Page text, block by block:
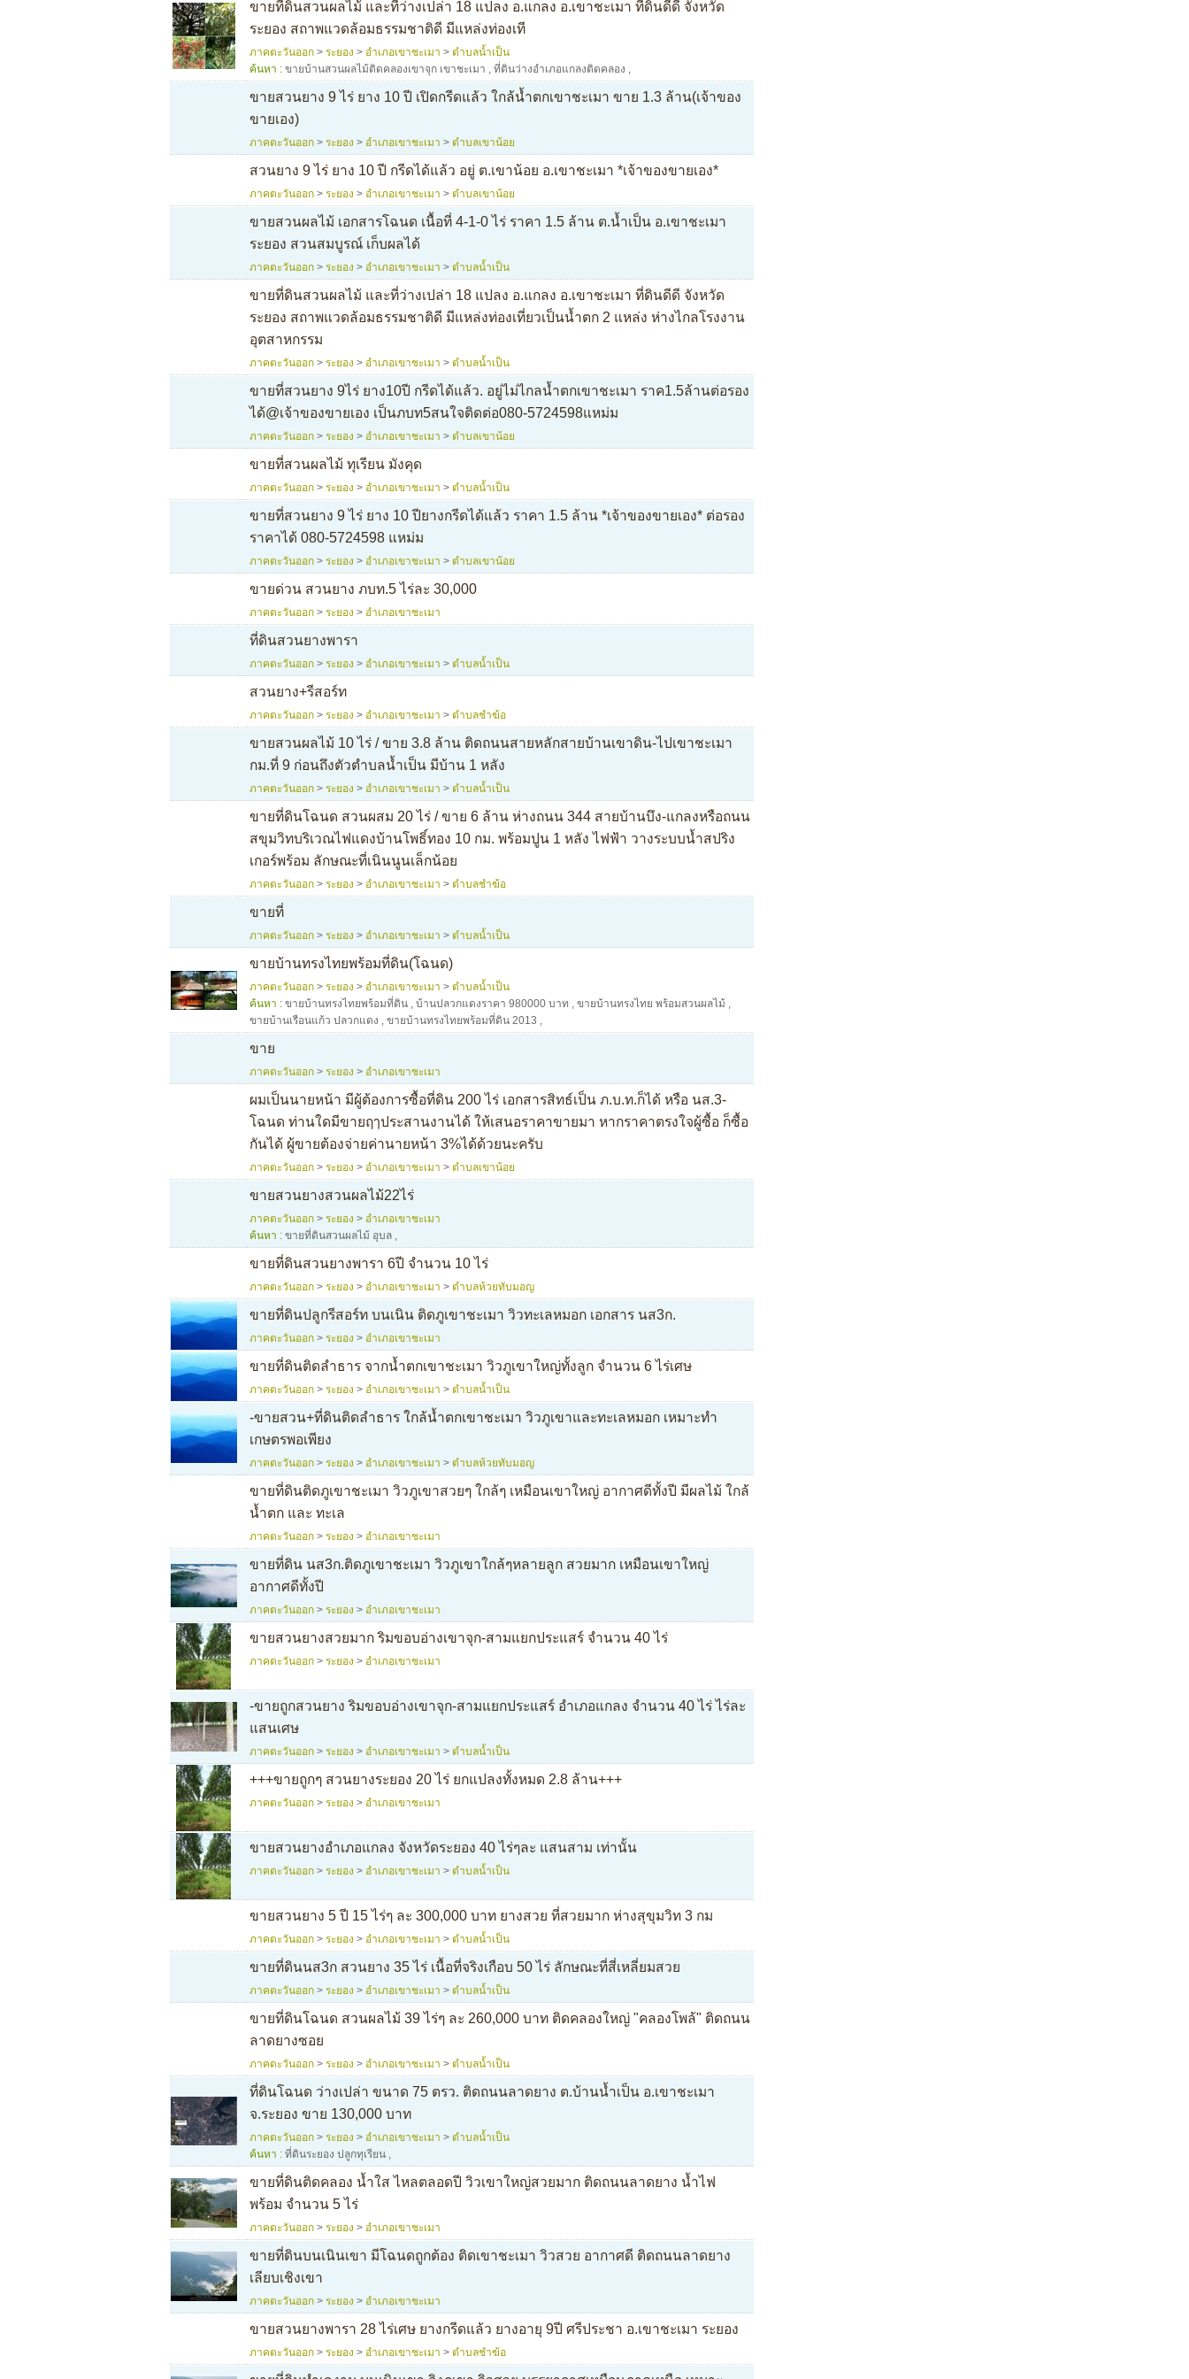
ขายที่ดินสวนผลไม้ และที่ว่างเปล่า 18 แปลง อ.แกลง อ.เขาชะเมา ที่ดินดีดี จังหวัด
ระยอง สถาพแวดล้อมธรรมชาติดี มีแหล่งท่องเที
ภาคตะวันออก > ระยอง > อำเภอเขาชะเมา > ตำบลน้ำเป็น
ค้นหา : ขายบ้านสวนผลไม้ติดคลองเขาจุก เขาชะเมา , ที่ดินว่างอำเภอแกลงติดคลอง ,
ขายสวนยาง 9 ไร่ ยาง 10 ปี เปิดกรีดแล้ว ใกล้น้ำตกเขาชะเมา ขาย 1.3 ล้าน(เจ้าของ
ขายเอง)
ภาคตะวันออก > ระยอง > อำเภอเขาชะเมา > ตำบลเขาน้อย
สวนยาง 9 ไร่ ยาง 10 ปี กรีดได้แล้ว อยู่ ต.เขาน้อย อ.เขาชะเมา *เจ้าของขายเอง*
ภาคตะวันออก > ระยอง > อำเภอเขาชะเมา > ตำบลเขาน้อย
ขายสวนผลไม้ เอกสารโฉนด เนื้อที่ 4-1-0 ไร่ ราคา 1.5 ล้าน ต.น้ำเป็น อ.เขาชะเมา
ระยอง สวนสมบูรณ์ เก็บผลได้
ภาคตะวันออก > ระยอง > อำเภอเขาชะเมา > ตำบลน้ำเป็น
ขายที่ดินสวนผลไม้ และที่ว่างเปล่า 18 แปลง อ.แกลง อ.เขาชะเมา ที่ดินดีดี จังหวัด
ระยอง สถาพแวดล้อมธรรมชาติดี มีแหล่งท่องเที่ยวเป็นน้ำตก 2 แหล่ง ห่างไกลโรงงาน
อุตสาหกรรม
ภาคตะวันออก > ระยอง > อำเภอเขาชะเมา > ตำบลน้ำเป็น
ขายที่สวนยาง 9ไร่ ยาง10ปี กรีดได้แล้ว. อยู่ไม่ไกลน้ำตกเขาชะเมา ราค1.5ล้านต่อรอง
ได้@เจ้าของขายเอง เป็นภบท5สนใจติดต่อ080-5724598แหม่ม
ภาคตะวันออก > ระยอง > อำเภอเขาชะเมา > ตำบลเขาน้อย
ขายที่สวนผลไม้ ทุเรียน มังคุด
ภาคตะวันออก > ระยอง > อำเภอเขาชะเมา > ตำบลน้ำเป็น
ขายที่สวนยาง 9 ไร่ ยาง 10 ปียางกรีดได้แล้ว ราคา 1.5 ล้าน *เจ้าของขายเอง* ต่อรอง
ราคาได้ 080-5724598 แหม่ม
ภาคตะวันออก > ระยอง > อำเภอเขาชะเมา > ตำบลเขาน้อย
ขายด่วน สวนยาง ภบท.5 ไร่ละ 30,000
ภาคตะวันออก > ระยอง > อำเภอเขาชะเมา
ที่ดินสวนยางพารา
ภาคตะวันออก > ระยอง > อำเภอเขาชะเมา > ตำบลน้ำเป็น
สวนยาง+รีสอร์ท
ภาคตะวันออก > ระยอง > อำเภอเขาชะเมา > ตำบลชำฆ้อ
ขายสวนผลไม้ 10 ไร่ / ขาย 3.8 ล้าน ติดถนนสายหลักสายบ้านเขาดิน-ไปเขาชะเมา
กม.ที่ 9 ก่อนถึงตัวตำบลน้ำเป็น มีบ้าน 1 หลัง
ภาคตะวันออก > ระยอง > อำเภอเขาชะเมา > ตำบลน้ำเป็น
ขายที่ดินโฉนด สวนผสม 20 ไร่ / ขาย 6 ล้าน ห่างถนน 344 สายบ้านบึง-แกลงหรือถนน
สขุมวิทบริเวณไฟแดงบ้านโพธิ์ทอง 10 กม. พร้อมปูน 1 หลัง ไฟฟ้า วางระบบน้ำสปริง
เกอร์พร้อม ลักษณะที่เนินนูนเล็กน้อย
ภาคตะวันออก > ระยอง > อำเภอเขาชะเมา > ตำบลชำฆ้อ
ขายที่
ภาคตะวันออก > ระยอง > อำเภอเขาชะเมา > ตำบลน้ำเป็น
ขายบ้านทรงไทยพร้อมที่ดิน(โฉนด)
ภาคตะวันออก > ระยอง > อำเภอเขาชะเมา > ตำบลน้ำเป็น
ค้นหา : ขายบ้านทรงไทยพร้อมที่ดิน , บ้านปลวกแดงราคา 980000 บาท , ขายบ้านทรงไทย พร้อมสวนผลไม้ ,
ขายบ้านเรือนแก้ว ปลวกแดง , ขายบ้านทรงไทยพร้อมที่ดิน 2013 ,
ขาย
ภาคตะวันออก > ระยอง > อำเภอเขาชะเมา
ผมเป็นนายหน้า มีผู้ต้องการซื้อที่ดิน 200 ไร่ เอกสารสิทธ์เป็น ภ.บ.ท.ก็ได้ หรือ นส.3-
โฉนด ท่านใดมีขายฤๅประสานงานได้ ให้เสนอราคาขายมา หากราคาตรงใจผู้ซื้อ ก็ซื้อ
กันได้ ผู้ขายต้องจ่ายค่านายหน้า 3%ได้ด้วยนะครับ
ภาคตะวันออก > ระยอง > อำเภอเขาชะเมา > ตำบลเขาน้อย
ขายสวนยางสวนผลไม้22ไร่
ภาคตะวันออก > ระยอง > อำเภอเขาชะเมา
ค้นหา : ขายที่ดินสวนผลไม้ อุบล ,
ขายที่ดินสวนยางพารา 6ปี จำนวน 10 ไร่
ภาคตะวันออก > ระยอง > อำเภอเขาชะเมา > ตำบลห้วยทับมอญ
ขายที่ดินปลูกรีสอร์ท บนเนิน ติดภูเขาชะเมา วิวทะเลหมอก เอกสาร นส3ก.
ภาคตะวันออก > ระยอง > อำเภอเขาชะเมา
ขายที่ดินติดลำธาร จากน้ำตกเขาชะเมา วิวภูเขาใหญ่ทั้งลูก จำนวน 6 ไร่เศษ
ภาคตะวันออก > ระยอง > อำเภอเขาชะเมา > ตำบลน้ำเป็น
-ขายสวน+ที่ดินติดลำธาร ใกล้น้ำตกเขาชะเมา วิวภูเขาและทะเลหมอก เหมาะทำ
เกษตรพอเพียง
ภาคตะวันออก > ระยอง > อำเภอเขาชะเมา > ตำบลห้วยทับมอญ
ขายที่ดินติดภูเขาชะเมา วิวภูเขาสวยๆ ใกล้ๆ เหมือนเขาใหญ่ อากาศดีทั้งปี มีผลไม้ ใกล้
น้ำตก และ ทะเล
ภาคตะวันออก > ระยอง > อำเภอเขาชะเมา
ขายที่ดิน นส3ก.ติดภูเขาชะเมา วิวภูเขาใกล้ๆหลายลูก สวยมาก เหมือนเขาใหญ่
อากาศดีทั้งปี
ภาคตะวันออก > ระยอง > อำเภอเขาชะเมา
ขายสวนยางสวยมาก ริมขอบอ่างเขาจุก-สามแยกประแสร์ จำนวน 40 ไร่
ภาคตะวันออก > ระยอง > อำเภอเขาชะเมา
-ขายถูกสวนยาง ริมขอบอ่างเขาจุก-สามแยกประแสร์ อำเภอแกลง จำนวน 40 ไร่ ไร่ละ
แสนเศษ
ภาคตะวันออก > ระยอง > อำเภอเขาชะเมา > ตำบลน้ำเป็น
+++ขายถูกๆ สวนยางระยอง 20 ไร่ ยกแปลงทั้งหมด 2.8 ล้าน+++
ภาคตะวันออก > ระยอง > อำเภอเขาชะเมา
ขายสวนยางอำเภอแกลง จังหวัดระยอง 40 ไร่ๆละ แสนสาม เท่านั้น
ภาคตะวันออก > ระยอง > อำเภอเขาชะเมา > ตำบลน้ำเป็น
ขายสวนยาง 5 ปี 15 ไร่ๆ ละ 300,000 บาท ยางสวย ที่สวยมาก ห่างสุขุมวิท 3 กม
ภาคตะวันออก > ระยอง > อำเภอเขาชะเมา > ตำบลน้ำเป็น
ขายที่ดินนส3ก สวนยาง 35 ไร่ เนื้อที่จริงเกือบ 50 ไร่ ลักษณะที่สี่เหลี่ยมสวย
ภาคตะวันออก > ระยอง > อำเภอเขาชะเมา > ตำบลน้ำเป็น
ขายที่ดินโฉนด สวนผลไม้ 39 ไร่ๆ ละ 260,000 บาท ติดคลองใหญ่ "คลองโพล้" ติดถนน
ลาดยางซอย
ภาคตะวันออก > ระยอง > อำเภอเขาชะเมา > ตำบลน้ำเป็น
ที่ดินโฉนด ว่างเปล่า ขนาด 75 ตรว. ติดถนนลาดยาง ต.บ้านน้ำเป็น อ.เขาชะเมา
จ.ระยอง ขาย 130,000 บาท
ภาคตะวันออก > ระยอง > อำเภอเขาชะเมา > ตำบลน้ำเป็น
ค้นหา : ที่ดินระยอง ปลูกทุเรียน ,
ขายที่ดินติดคลอง น้ำใส ไหลตลอดปี วิวเขาใหญ่สวยมาก ติดถนนลาดยาง น้ำไฟ
พร้อม จำนวน 5 ไร่
ภาคตะวันออก > ระยอง > อำเภอเขาชะเมา
ขายที่ดินบนเนินเขา มีโฉนดถูกต้อง ติดเขาชะเมา วิวสวย อากาศดี ติดถนนลาดยาง
เลียบเชิงเขา
ภาคตะวันออก > ระยอง > อำเภอเขาชะเมา
ขายสวนยางพารา 28 ไร่เศษ ยางกรีดแล้ว ยางอายุ 9ปี ศรีประชา อ.เขาชะเมา ระยอง
ภาคตะวันออก > ระยอง > อำเภอเขาชะเมา > ตำบลชำฆ้อ